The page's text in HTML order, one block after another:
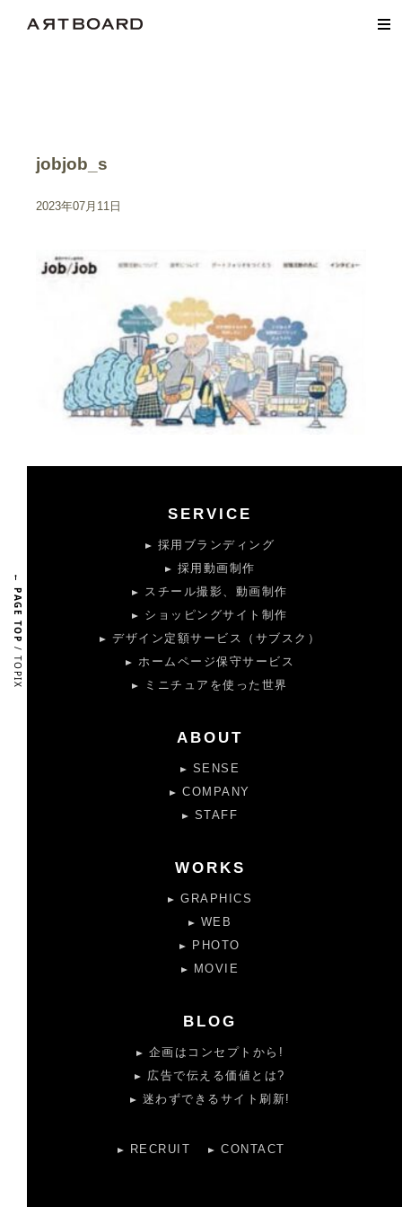
jobjob_s
2023年07月11日
← PAGE TOP
/ TOPIX
SERVICE
採用ブランディング
採用動画制作
スチール撮影、動画制作
ショッピングサイト制作
デザイン定額サービス（サブスク）
ホームページ保守サービス
ミニチュアを使った世界
ABOUT
SENSE
COMPANY
STAFF
WORKS
GRAPHICS
WEB
PHOTO
MOVIE
BLOG
企画はコンセプトから!
広告で伝える価値とは?
迷わずできるサイト刷新!
RECRUIT CONTACT